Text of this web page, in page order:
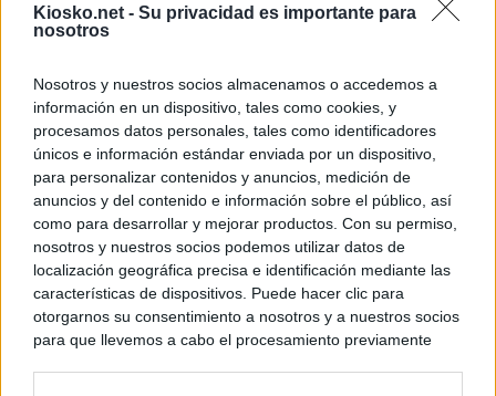
Kiosko.net - Su privacidad es importante para
nosotros
Nosotros y nuestros socios almacenamos o accedemos a
información en un dispositivo, tales como cookies, y
procesamos datos personales, tales como identificadores
únicos e información estándar enviada por un dispositivo,
para personalizar contenidos y anuncios, medición de
anuncios y del contenido e información sobre el público, así
como para desarrollar y mejorar productos. Con su permiso,
nosotros y nuestros socios podemos utilizar datos de
localización geográfica precisa e identificación mediante las
características de dispositivos. Puede hacer clic para
otorgarnos su consentimiento a nosotros y a nuestros socios
para que llevemos a cabo el procesamiento previamente